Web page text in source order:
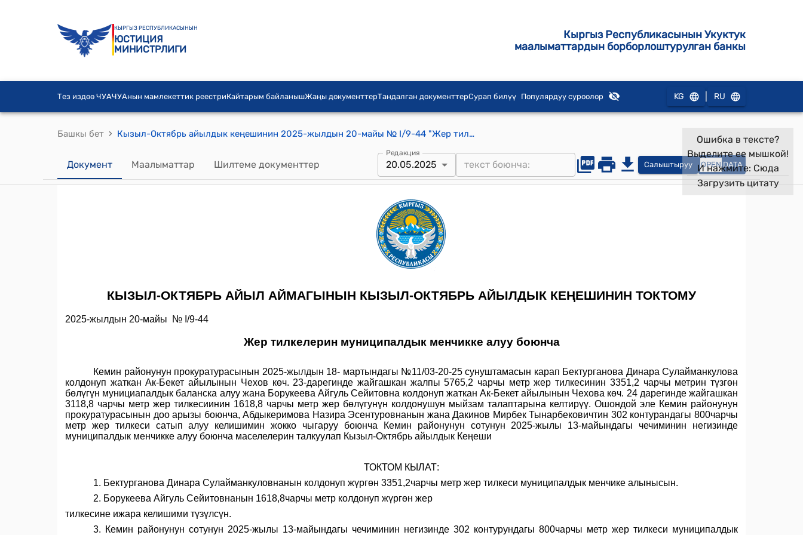
КЫРГЫЗ РЕСПУБЛИКАСЫНЫН
ЮСТИЦИЯ
МИНИСТРЛИГИ
Кыргыз Республикасынын Укуктук
маалыматтардын борборлоштурулган банкы
Тез издөө ЧУАЧУАнын мамлекеттик реестриКайтарым байланышЖаңы документтерТандалган документтерСурап билүү Популярдуу суроолор KG RU
Башкы бет › Кызыл-Октябрь айылдык кеңешинин 2025-жылдын 20-майы № I/9-44 "Жер тилкелерин муниципалдык менчикке алуу боюнча" токтому
Документ Маалыматтар Шилтеме документтер
Редакция
20.05.2025 Салыштыруу OPEN DATA
Ошибка в тексте?
Выделите ее мышкой!
И нажмите: Сюда
Загрузить цитату